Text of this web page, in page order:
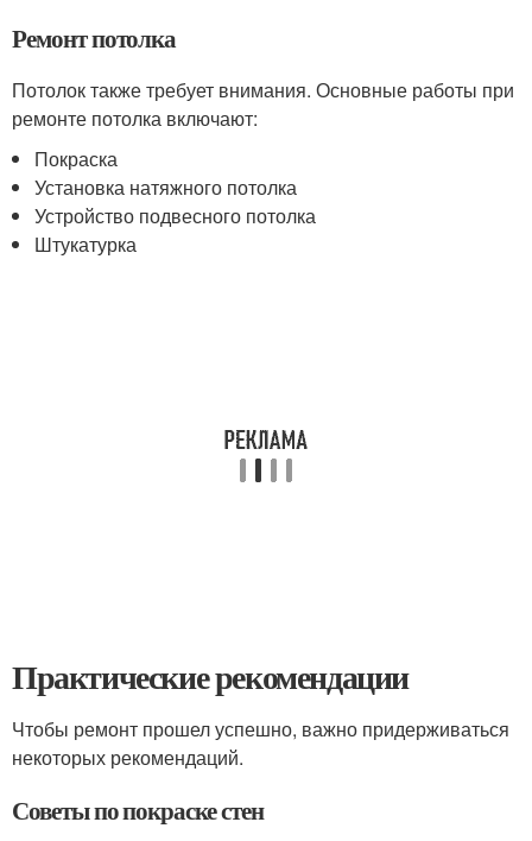
Ремонт потолка
Потолок также требует внимания. Основные работы при
ремонте потолка включают:
Покраска
Установка натяжного потолка
Устройство подвесного потолка
Штукатурка
Практические рекомендации
Чтобы ремонт прошел успешно, важно придерживаться
некоторых рекомендаций.
Советы по покраске стен